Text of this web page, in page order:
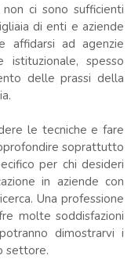
ci sono sufficienti
di enti e aziende
affidarsi ad agenzie
istituzionale, spesso
delle prassi della
le tecniche e fare
soprattutto
per chi desideri
in aziende con
Una professione
molte soddisfazioni
dimostrarvi i
settore.